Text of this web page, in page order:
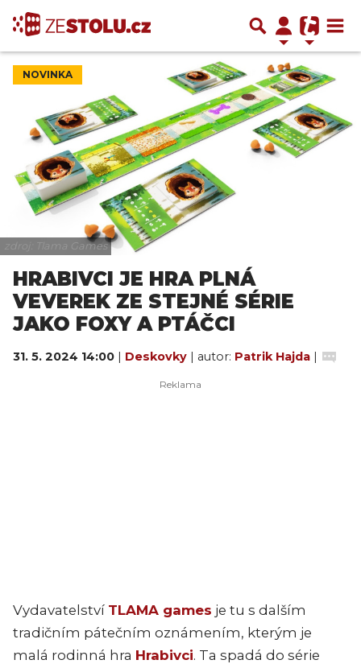
NOVINKA
zdroj: Tlama Games
HRABIVCI JE HRA PLNÁ
VEVEREK ZE STEJNÉ SÉRIE
JAKO FOXY A PTÁČCI
31. 5. 2024 14:00 | Deskovky | autor: Patrik Hajda |
Vydavatelství TLAMA games je tu s dalším
tradičním pátečním oznámením, kterým je
malá rodinná hra Hrabivci. Ta spadá do série